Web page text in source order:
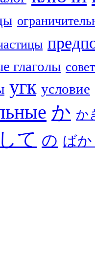
глаголы совет
угк условие
か か
て の ば